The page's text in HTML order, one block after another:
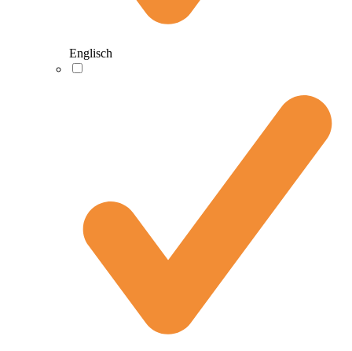
Englisch